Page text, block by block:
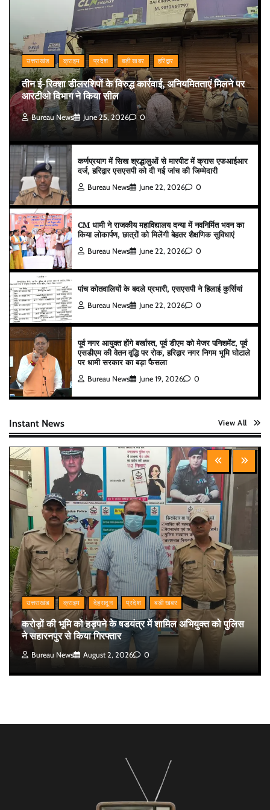
उत्तराखंड क्राइम प्रदेश बड़ी खबर हरिद्वार
तीन ई-रिक्शा डीलरशिपों के विरुद्ध कार्रवाई, अनियमितताएं मिलने पर
आरटीओ विभाग ने किया सील
Bureau News June 25, 2026 0
कर्णप्रयाग में सिख श्रद्धालुओं से मारपीट में क्रास एफआईआर
दर्ज, हरिद्वार एसएसपी को दी गई जांच की जिम्मेदारी
Bureau News June 22, 2026 0
CM धामी ने राजकीय महाविद्यालय दन्या में नवनिर्मित भवन का
किया लोकार्पण, छात्रों को मिलेंगी बेहतर शैक्षणिक सुविधाएं
Bureau News June 22, 2026 0
पांच कोतवालियों के बदले प्रभारी, एसएसपी ने हिलाई कुर्सियां
Bureau News June 22, 2026 0
पूर्व नगर आयुक्त होंगे बर्खास्त, पूर्व डीएम को मेजर पनिशमेंट, पूर्व
एसडीएम की वेतन वृद्धि पर रोक, हरिद्वार नगर निगम भूमि घोटाले
पर धामी सरकार का बड़ा फैसला
Bureau News June 19, 2026 0
Instant News View All
उत्तराखंड क्राइम देहरादून प्रदेश बड़ी खबर
करोड़ों की भूमि को हड़पने के षडयंत्र में शामिल अभियुक्त को पुलिस
ने सहारनपुर से किया गिरफ्तार
Bureau News August 2, 2026 0